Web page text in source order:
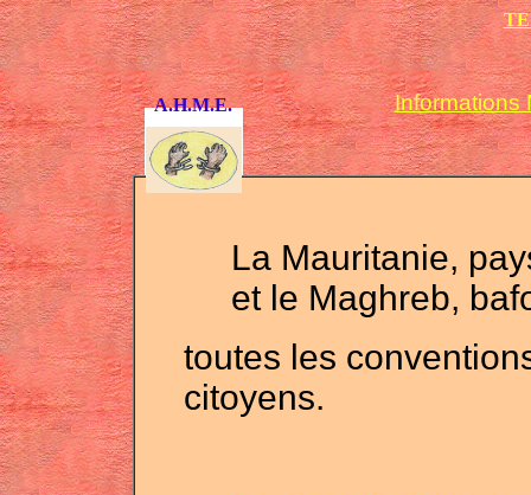
A.H.M.E. Informations
La Mauritanie,
et le Maghreb,
toutes les
citoyens.